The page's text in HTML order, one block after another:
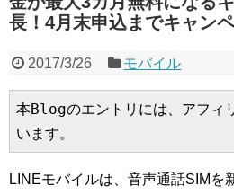
長！4月末申込までキャン
2017/3/26 モバイル
本Blogのエントリには、アフィ
います。
LINEモバイルは、音声通話SIMを